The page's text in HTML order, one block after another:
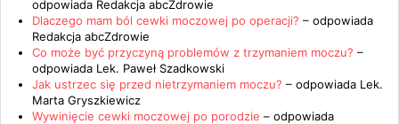
odpowiada Redakcja abcZdrowie
Dlaczego mam ból cewki moczowej po operacji? – odpowiada
Redakcja abcZdrowie
Co może być przyczyną problemów z trzymaniem moczu? –
odpowiada Lek. Paweł Szadkowski
Jak ustrzec się przed nietrzymaniem moczu? – odpowiada Lek.
Marta Gryszkiewicz
Wywinięcie cewki moczowej po porodzie – odpowiada